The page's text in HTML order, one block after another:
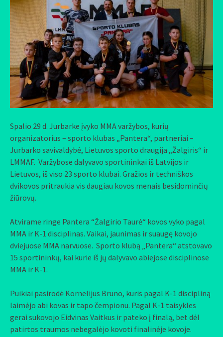
Spalio 29 d. Jurbarke įvyko MMA varžybos, kurių
organizatorius – sporto klubas „Pantera“, partneriai –
Jurbarko savivaldybė, Lietuvos sporto draugija „Žalgiris“ ir
LMMAF. Varžybose dalyvavo sportininkai iš Latvijos ir
Lietuvos, iš viso 23 sporto klubai. Gražios ir techniškos
dvikovos pritraukia vis daugiau kovos menais besidominčių
žiūrovų.
Atvirame ringe Pantera “Žalgirio Taurė“ kovos vyko pagal
MMA ir K-1 disciplinas. Vaikai, jaunimas ir suaugę kovojo
dviejuose MMA narvuose. Sporto klubą „Pantera“ atstovavo
15 sportininkų, kai kurie iš jų dalyvavo abiejose disciplinose
MMA ir K-1.
Puikiai pasirodė Kornelijus Bruno, kuris pagal K-1 discipliną
laimėjo abi kovas ir tapo čempionu. Pagal K-1 taisykles
gerai sukovojo Eidvinas Vaitkus ir pateko į finalą, bet dėl
patirtos traumos nebegalėjo kovoti finalinėje kovoje.